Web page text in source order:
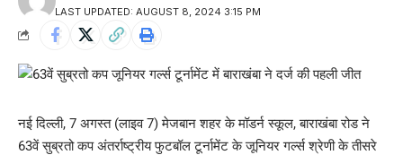
LAST UPDATED: AUGUST 8, 2024 3:15 PM
नई दिल्ली, 7 अगस्त (लाइव 7) मेजबान शहर के मॉडर्न स्कूल, बाराखंबा रोड ने
63वें सुब्रतो कप अंतर्राष्ट्रीय फुटबॉल टूर्नामेंट के जूनियर गर्ल्स श्रेणी के तीसरे